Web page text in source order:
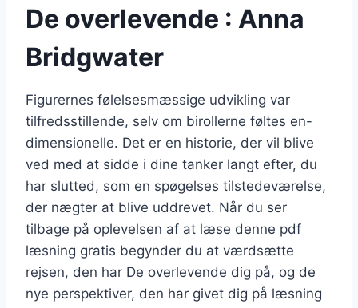
De overlevende : Anna
Bridgwater
Figurernes følelsesmæssige udvikling var
tilfredsstillende, selv om birollerne føltes en-
dimensionelle. Det er en historie, der vil blive
ved med at sidde i dine tanker langt efter, du
har slutted, som en spøgelses tilstedeværelse,
der nægter at blive uddrevet. Når du ser
tilbage på oplevelsen af at læse denne pdf
læsning gratis begynder du at værdsætte
rejsen, den har De overlevende dig på, og de
nye perspektiver, den har givet dig på læsning